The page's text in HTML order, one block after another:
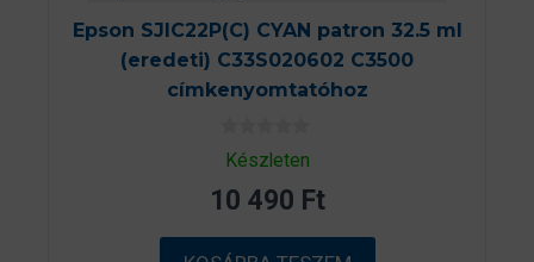
Epson SJIC22P(C) CYAN patron 32.5 ml
(eredeti) C33S020602 C3500
címkenyomtatóhoz
0
a
b
ő
Készleten
10 490 Ft